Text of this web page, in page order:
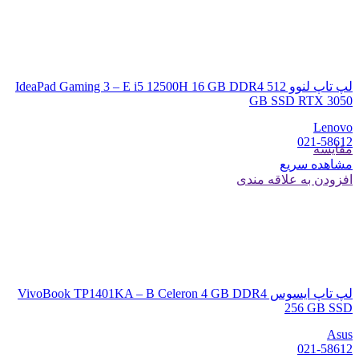
لپ تاپ لنوو IdeaPad Gaming 3 – E i5 12500H 16 GB DDR4 512
GB SSD RTX 3050
Lenovo
021-58612
مقایسه
مشاهده سریع
افزودن به علاقه مندی
لپ تاپ ایسوس VivoBook TP1401KA – B Celeron 4 GB DDR4
256 GB SSD
Asus
021-58612